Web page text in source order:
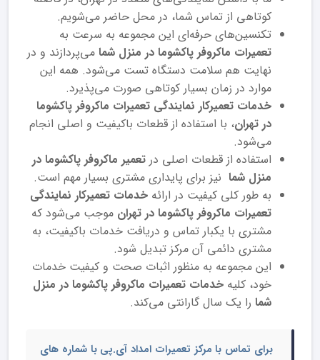
کوتاهی از تماس شما، در محل حاضر می‌شویم.
تکنسین‌های حرفه‌ای این مجموعه به سرعت به
تعمیرات ماکروفر پاکشوما در منزل شما می‌پردازند و در
نهایت هم سلامت دستگاه تست می‌شود. همه این
موارد در زمان بسیار کوتاهی صورت می‌پذیرد.
خدمات تعمیرکار نمایندگی تعمیرات ماکروفر پاکشوما
در تهران، با استفاده از قطعات باکیفیت و اصلی انجام
می‌شود.
استفاده از قطعات اصلی در تعمیر ماکروفر پاکشوما در
منزل شما نیز برای پایداری مشتری بسیار مهم است.
به ‌طور کلی کیفیت در ارائه خدمات تعمیرکار نمایندگی
تعمیرات ماکروفر پاکشوما در تهران موجب می‌شود که
مشتری با یکبار تماس و دریافت خدمات باکیفیت، به
مشتری دائمی آن مرکز تبدیل شود.
این مجموعه به منظور اثبات صحت و کیفیت خدمات
خود، کلیه خدمات تعمیرات ماکروفر پاکشوما در منزل
شما را یک سال گارانتی می‌کند.
برای تماس با مرکز تعمیرات امداد آی.پی با شماره های